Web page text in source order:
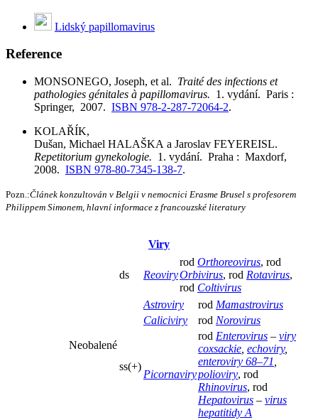
Lidský papillomavirus
Reference
MONSONEGO, Joseph, et al. Traité des infections et
pathologies génitales à papillomavirus. 1. vydání. Paris :
Springer, 2007. ISBN 978-2-287-72064-2.
KOLAŘÍK,
Dušan, Michael HALAŠKA a Jaroslav FEYEREISL.
Repetitorium gynekologie. 1. vydání. Praha : Maxdorf,
2008. ISBN 978-80-7345-138-7.
Pozn.:Článek konzultován v Belgii v nemocnici Erasme Brusel s profesorem
Philippem Simonem, hlavní informace z francouzské literatury
Viry
Neobalené
ds Reoviry
rod Orthoreovirus, rod
Orbivirus, rod Rotavirus,
rod Coltivirus
ss(+)
Astroviry rod Mamastrovirus
Caliciviry
rod Norovirus
Picornaviry
rod Enterovirus – viry
coxsackie echoviry,
enteroviry 68–71
polioviry, rod
Rhinovirus, rod
Hepatovirus – virus
hepatitidy A